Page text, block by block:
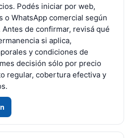
Podés iniciar por web,
o WhatsApp comercial según
de confirmar, revisá qué
si aplica,
y condiciones de
decisión sólo por precio
regular, cobertura efectiva y